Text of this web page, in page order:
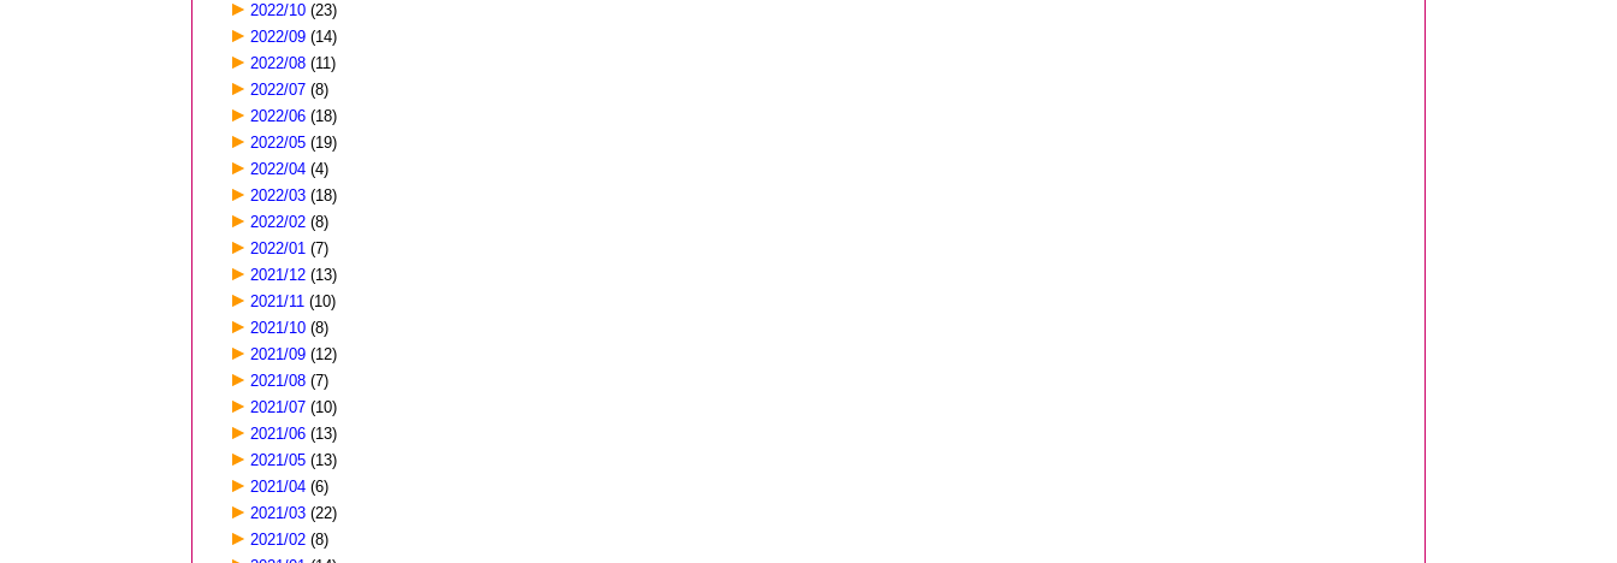
2022/10 (23)
2022/09 (14)
2022/08 (11)
2022/07 (8)
2022/06 (18)
2022/05 (19)
2022/04 (4)
2022/03 (18)
2022/02 (8)
2022/01 (7)
2021/12 (13)
2021/11 (10)
2021/10 (8)
2021/09 (12)
2021/08 (7)
2021/07 (10)
2021/06 (13)
2021/05 (13)
2021/04 (6)
2021/03 (22)
2021/02 (8)